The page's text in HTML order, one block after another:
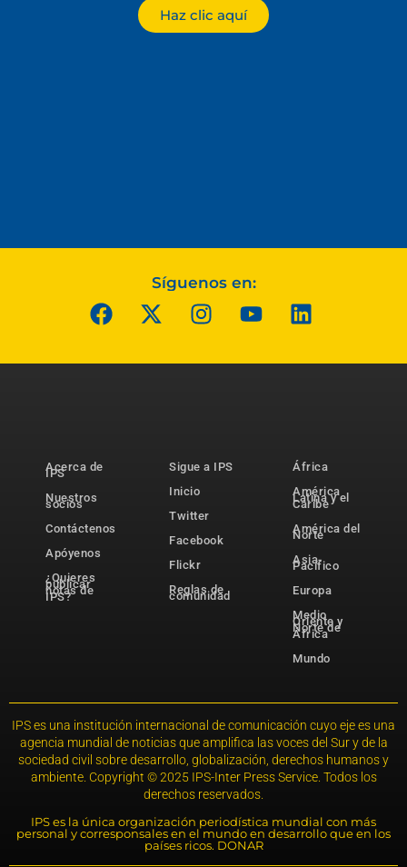
Haz clic aquí
Síguenos en:
Acerca de
IPS
Nuestros
socios
Contáctenos
Apóyenos
¿Quieres
publicar
notas de
IPS?
Sigue a IPS
Inicio
Twitter
Facebook
Flickr
Reglas de
comunidad
África
América
Latina y el
Caribe
América del
Norte
Asia-
Pacífico
Europa
Medio
Oriente y
Norte de
África
Mundo
IPS es una institución internacional de comunicación cuyo eje es una
agencia mundial de noticias que amplifica las voces del Sur y de la
sociedad civil sobre desarrollo, globalización, derechos humanos y
ambiente. Copyright © 2025 IPS-Inter Press Service. Todos los
derechos reservados.
IPS es la única organización periodística mundial con más
personal y corresponsales en el mundo en desarrollo que en los
países ricos. DONAR